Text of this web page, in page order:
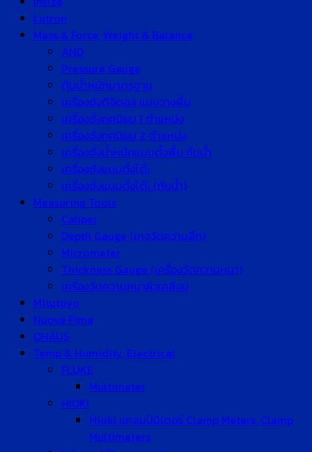
Lutron
Mass & Force, Weight & Balance
AND
Pressure Gauge
ตุ้มน้ำหนักมาตรฐาน
เครื่องชั่งดิจิตอล แบบวางพื้น
เครื่องชั่งทศนิยม 1 ตำแหน่ง
เครื่องชั่งทศนิยม 2 ตำแหน่ง
เครื่องชั่งน้ำหนักแบบตั้งพื้น กันน้ำ
เครื่องชั่งแบบตั้งโต๊ะ
เครื่องชั่งแบบตั้งโต๊ะ (กันน้ำ)
Measuring Tools
Caliper
Depth Gauge (เกจวัดความลึก)
Micrometer
Thickness Gauge (เครื่องวัดความหนา)
เครื่องวัดความหนาผิวเคลือบ
Mitutoyo
Nuova Fima
OHAUS
Temp & Humidity, Electrical
FLUKE
Multimeter
HIOKI
Hioki แคลมป์มิเตอร์ Clamp Meters, Clamp
Multimeters